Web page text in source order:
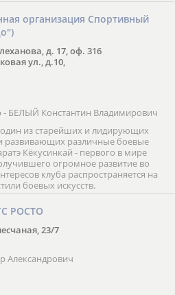
организация Спортивный
д. 17, оф. 316
ул., д.10,
БЕЛЫЙ Константин Владимирович
из старейших и лидирующих
различные боевые
Кёкусинкай - первого в мире
огромное развитие во
боевых искусств.